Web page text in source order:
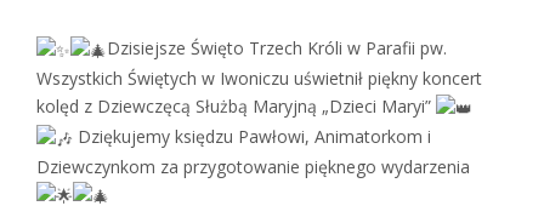
Dzisiejsze Święto Trzech Króli w Parafii pw.
Wszystkich Świętych w Iwoniczu uświetnił piękny koncert
kolęd z Dziewczęcą Służbą Maryjną „Dzieci Maryi”
Dziękujemy księdzu Pawłowi, Animatorkom i
Dziewczynkom za przygotowanie pięknego wydarzenia